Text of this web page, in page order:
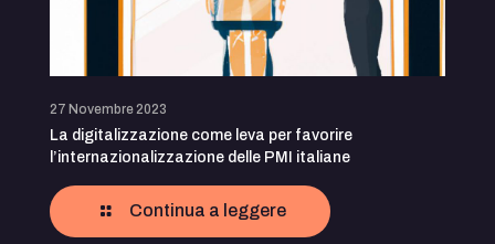
27 Novembre 2023
La digitalizzazione come leva per favorire
l’internazionalizzazione delle PMI italiane
Continua a leggere